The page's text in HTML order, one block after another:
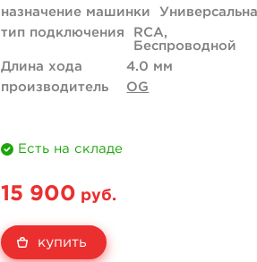
назначение машинки
тип подключения
RCA,
Беспроводной
Длина хода
4.0 мм
производитель
OG
Есть на складе
15 900 руб.
купить